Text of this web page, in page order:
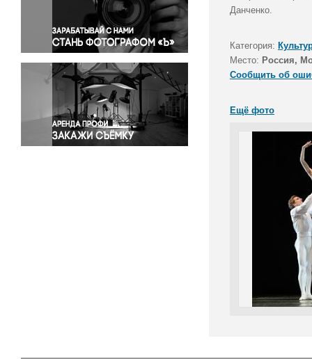
Правосудие
Происшествия и конфликты
Религия
Светская жизнь
Спорт
Экология
Экономика и бизнес
Данченко.
Категория:
Место: Россия,
Сообщить об
Ещё фото